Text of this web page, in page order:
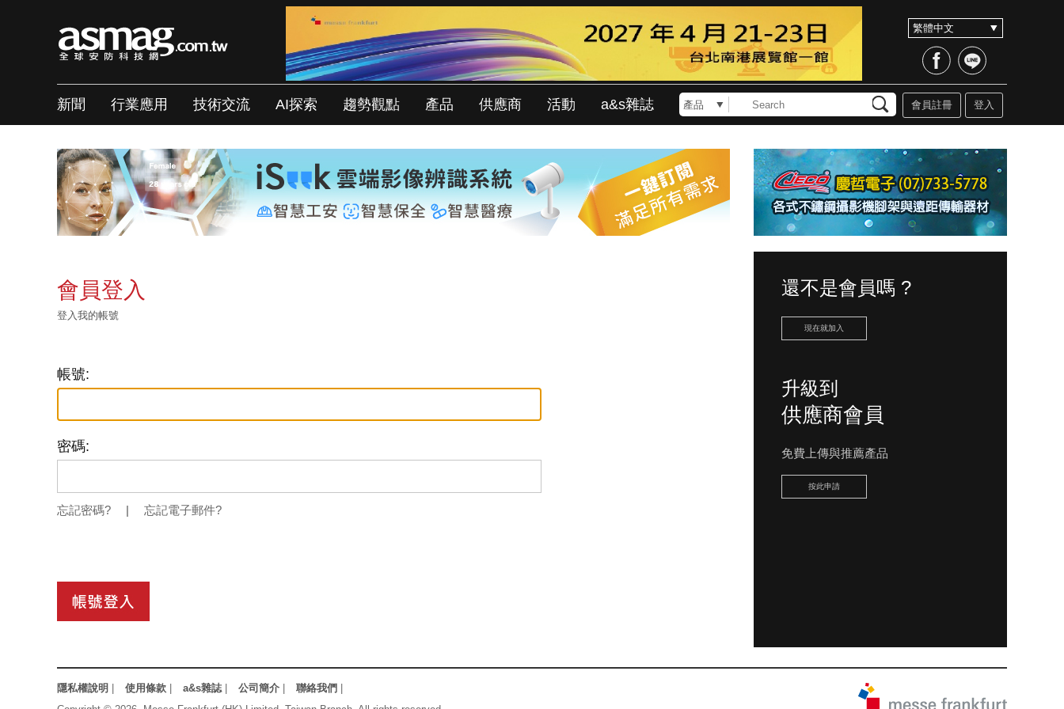
新聞 行業應用 技術交流 AI探索 趨勢觀點 產品 供應商 活動 a&s雜誌 登入
會員註冊
會員登入
登入我的帳號
帳號:
密碼:
忘記密碼? | 忘記電子郵件?
還不是會員嗎 ?
現在就加入
升級到
供應商會員
免費上傳與推薦產品
按此申請
隱私權說明 使用條款 a&s雜誌| 公司簡介 聯絡我們